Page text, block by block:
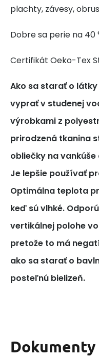
plachty, závesy,
Dobre sa perie na 40
Certifikát Oeko-Tex
Ako sa starať o
vyprať v studenej
výrobkami z
prirodzená tkanina
obliečky na
Je lepšie používať
Optimálna teplota
keď sú vlhké.
vertikálnej polohe
pretože to má
ako sa starať o
posteľnú bielizeň.
Dokumenty